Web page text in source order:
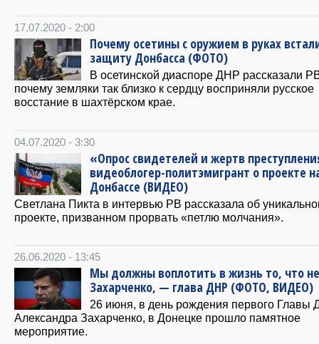
17.07.2020 - 2:00
Почему осетины с оружием в руках
защиту Донбасса (ФОТО)
В осетинской диаспоре ДНР рассказали
почему земляки так близко к сердцу восприняли русское
восстание в шахтёрском крае.
04.07.2020 - 3:30
«Опрос свидетелей и жертв
видеоблогер-политэмигрант о проекте
Донбассе (ВИДЕО)
Светлана Пикта в интервью РВ рассказала об
проекте, призванном прорвать «петлю молчания».
26.06.2020 - 13:45
Мы должны воплотить в жизнь то, что
Захарченко, — глава ДНР (ФОТО, ВИДЕО)
26 июня, в день рождения первого Главы
Александра Захарченко, в Донецке прошло памятное
мероприятие.